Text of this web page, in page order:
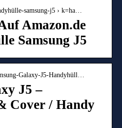
samsung-j5 › k=ha…
Amazon.de
Samsung J5
Galaxy-J5-Handyhüll…
J5 –
Cover / Handy